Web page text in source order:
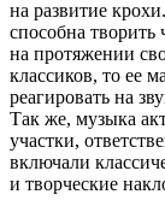
на развитие
способна творить
на протяжении
классиков, то ее
реагировать на
Так же, музыка
участки,
включали
и творческие